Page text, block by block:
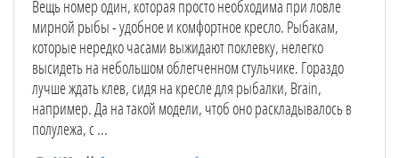
Вещь номер один, которая просто необходима при ловле
мирной рыбы - удобное и комфортное кресло. Рыбакам,
которые нередко часами выжидают поклевку, нелегко
высидеть на небольшом облегченном стульчике. Гораздо
лучше ждать клев, сидя на кресле для рыбалки, Brain,
например. Да на такой модели, чтоб оно раскладывалось в
полулежа, с ...